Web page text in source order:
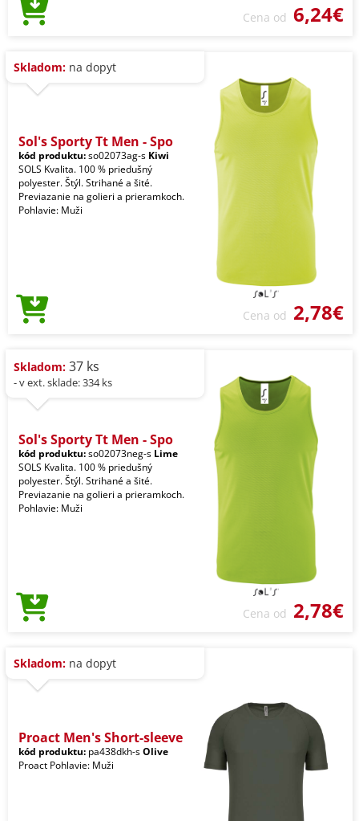
Cena od 6,24€
Skladom: na dopyt
Sol's Sporty Tt Men - Spo
kód produktu:so02073ag-s Kiwi
SOLS Kvalita. 100 % priedušný
polyester. Štýl. Strihané a šité.
Previazanie na golieri a prieramkoch.
Pohlavie: Muži
Cena od 2,78€
Skladom: 37 ks
- v ext. sklade: 334 ks
Sol's Sporty Tt Men - Spo
kód produktu:so02073neg-s Lime
SOLS Kvalita. 100 % priedušný
polyester. Štýl. Strihané a šité.
Previazanie na golieri a prieramkoch.
Pohlavie: Muži
Cena od 2,78€
Skladom: na dopyt
Proact Men's Short-sleeve
kód produktu: pa438dkh-sOlive
Proact Pohlavie: Muži